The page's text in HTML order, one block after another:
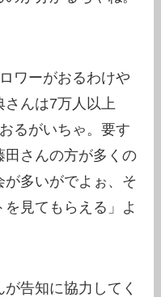
ワーがおるわけや
さんは7万人以上
るがいちゃ。要す
田さんの方が多くの
が多いがでよぉ、そ
見てもらえる」よ
告知に協力してく